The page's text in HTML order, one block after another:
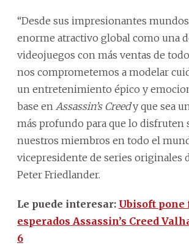
“Desde sus impresionantes
enorme atractivo global como una
videojuegos con más ventas de
nos comprometemos a modelar
un entretenimiento épico y
base en Assassin’s Creedy que sea
más profundo para que lo disfruten
nuestros miembros en todo el
vicepresidente de series originales
Peter Friedlander.
Le puede interesar: Ubisoft pone
esperados Assassin’s Creed
6